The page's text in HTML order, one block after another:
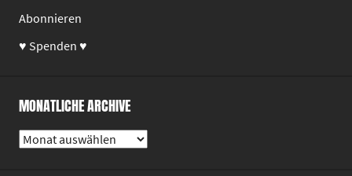
Abonnieren
♥ Spenden ♥
MONATLICHE ARCHIVE
Monatliche